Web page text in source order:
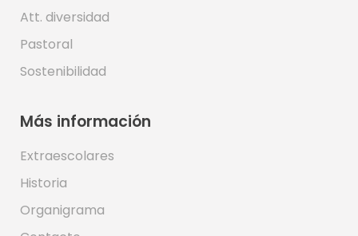
Att. diversidad
Pastoral
Sostenibilidad
Más información
Extraescolares
Historia
Organigrama